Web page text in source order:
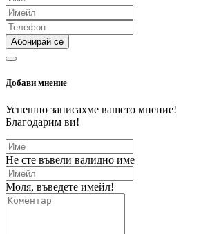
Абонирай се
Добави мнение
Успешно записахме вашето мнение!
Благодарим ви!
Не сте въвели валидно име
Моля, въведете имейл!